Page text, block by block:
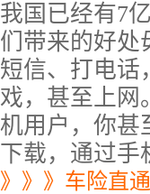
我国已经有7
们带来的好处
短信、打电话
戏，甚至上网
机用户，你甚
下载，通过手
》》》车险直